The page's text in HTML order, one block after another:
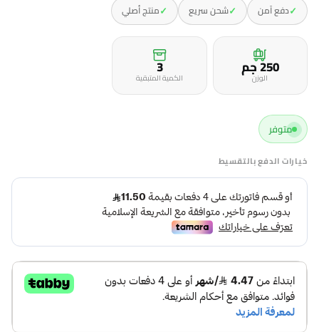
✓دفع آمن ✓شحن سريع ✓منتج أصلي
250 جمالوزن 3
الكمية المتبقية
متوفر
خيارات الدفع بالتقسيط